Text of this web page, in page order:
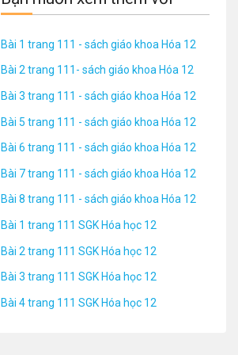
Bài 1 trang 111 - sách giáo khoa Hóa 12
Bài 2 trang 111- sách giáo khoa Hóa 12
Bài 3 trang 111 - sách giáo khoa Hóa 12
Bài 5 trang 111 - sách giáo khoa Hóa 12
Bài 6 trang 111 - sách giáo khoa Hóa 12
Bài 7 trang 111 - sách giáo khoa Hóa 12
Bài 8 trang 111 - sách giáo khoa Hóa 12
Bài 1 trang 111 SGK Hóa học 12
Bài 2 trang 111 SGK Hóa học 12
Bài 3 trang 111 SGK Hóa học 12
Bài 4 trang 111 SGK Hóa học 12